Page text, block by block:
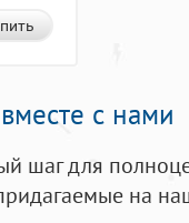
с нами
шаг для
на